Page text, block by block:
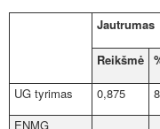
Jautrumas
Reikšmė
UG tyrimas
0,875
ENMG